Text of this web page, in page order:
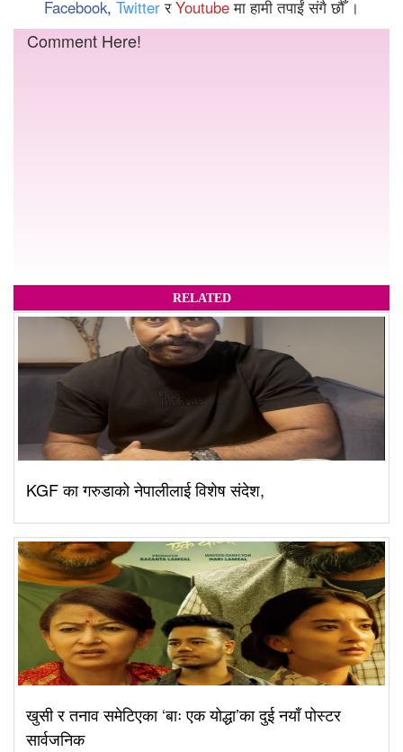
Facebook, TwitterरYoutubeमा हामी तपाईं संगै छौँ ।
Comment Here!
RELATED
KGF का गरुडाको नेपालीलाई विशेष संदेश,
खुसी र तनाव समेटिएका ‘बाः एक योद्धा’का दुई नयाँ पोस्टर
सार्वजनिक